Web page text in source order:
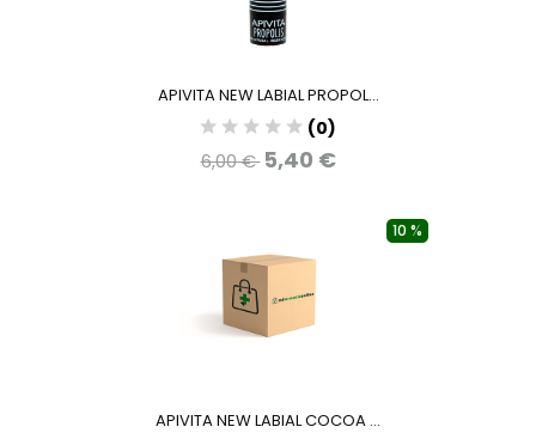
APIVITA NEW LABIAL PROPOL...
(0)
6,00 € 5,40 €
10 %
APIVITA NEW LABIAL COCOA ...